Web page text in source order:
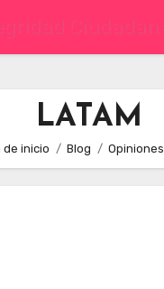
LATAM
de inicio Blog Opiniones